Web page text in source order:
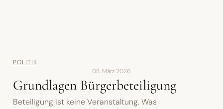
POLITIK
08. März 2026
Grundlagen Bürgerbeteiligung
Beteiligung ist keine Veranstaltung. Was